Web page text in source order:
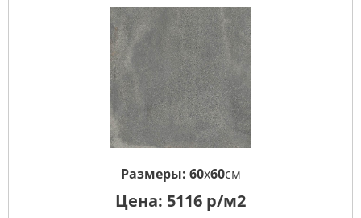
Размеры: 60x60см
Цена: 5116 р/м2